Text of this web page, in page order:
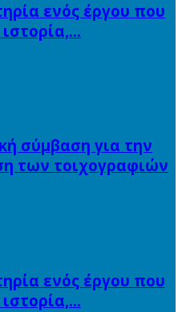
ενός έργου που
σύμβαση για την
των τοιχογραφιών
ενός έργου που